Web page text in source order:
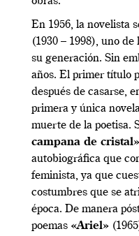
En 1956, la novelista
(1930 – 1998), uno
su generación. Sin
años. El primer título
después de casarse,
primera y única
muerte de la poetisa.
campana de cristal»
autobiográfica que
feminista, ya que
costumbres que se
época. De manera
poemas «Ariel»